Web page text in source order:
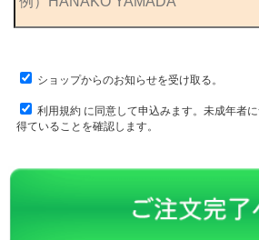
ショップからのお知らせを受け取る。
利用規約に同意して申込みます。未成年者
得ていることを確認します。